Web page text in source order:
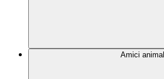
Amici